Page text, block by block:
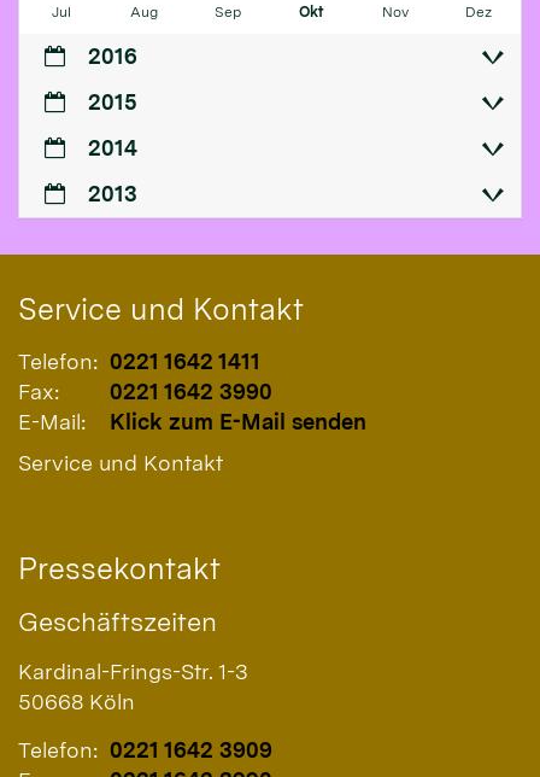
Jul Aug Sep Okt Nov Dez
2016
2015
2014
2013
Service und Kontakt
Telefon: 0221 1642 1411
Fax:
0221 1642 3990
E-Mail:
Klick zum E-Mail senden
Service und Kontakt
Pressekontakt
Geschäftszeiten
Kardinal-Frings-Str. 1-3
50668 Köln
Telefon: 0221 1642 3909